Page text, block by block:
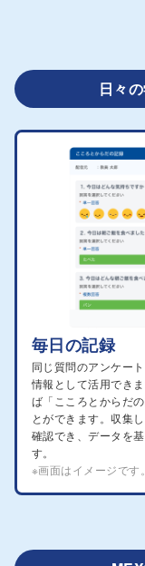
日々
毎日の記録
同じ質問のアンケー
情報として活用でき
ば「こころとからだ
とができます。収集
確認でき、データを
す。
※画面はイメージです。